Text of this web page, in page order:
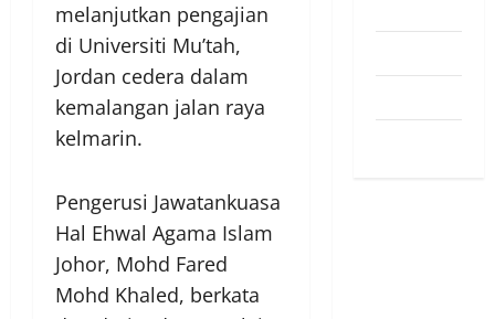
melanjutkan pengajian
di Universiti Mu’tah,
Jordan cedera dalam
kemalangan jalan raya
kelmarin.
Pengerusi Jawatankuasa
Hal Ehwal Agama Islam
Johor, Mohd Fared
Mohd Khaled, berkata